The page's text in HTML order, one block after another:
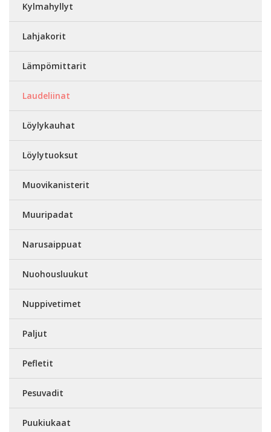
Kylmahyllyt
Lahjakorit
Lämpömittarit
Laudeliinat
Löylykauhat
Löylytuoksut
Muovikanisterit
Muuripadat
Narusaippuat
Nuohousluukut
Nuppivetimet
Paljut
Pefletit
Pesuvadit
Puukiukaat